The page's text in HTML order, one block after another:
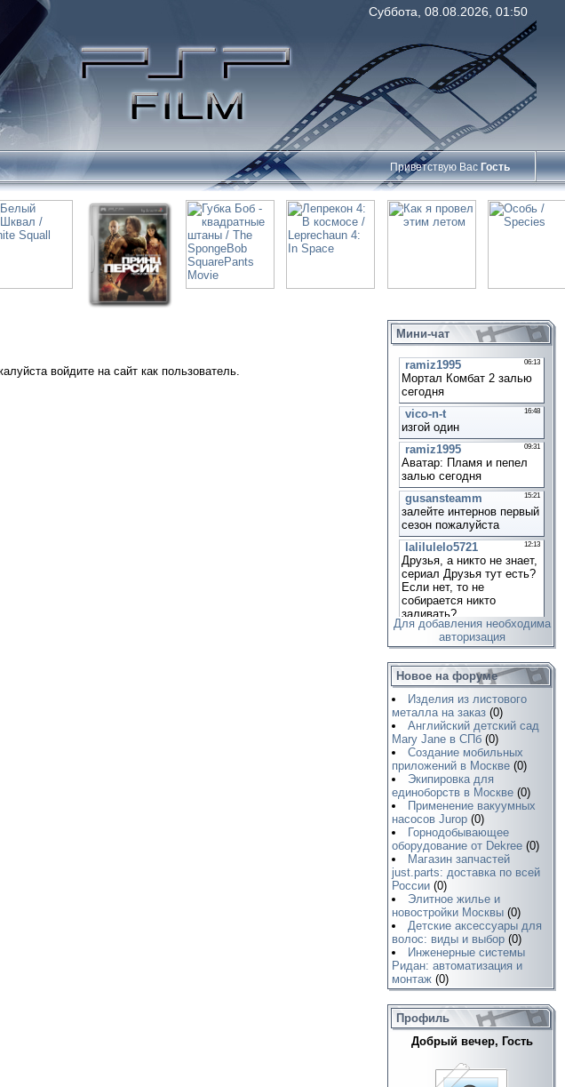
Суббота, 08.08.2026, 01:50
Приветствую Вас Гость
войдите на сайт как пользователь.
Мини-чат
Для добавления необходима
авторизация
Новое на форуме
Изделия из листового
металла на заказ (0)
Английский детский сад
Mary Jane в СПб (0)
Создание мобильных
приложений в Москве (0)
Экипировка для
единоборств в Москве (0)
Применение вакуумных
насосов Jurop (0)
Горнодобывающее
оборудование от Dekree (0)
Магазин запчастей
just.parts: доставка по всей
России (0)
Элитное жилье и
новостройки Москвы (0)
Детские аксессуары для
волос: виды и выбор (0)
Инженерные системы
Ридан: автоматизация и
монтаж (0)
Профиль
Добрый вечер, Гость